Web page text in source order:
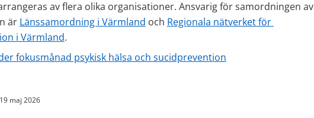
av flera olika organisationer. Ansvarig för samordningen av
är Länssamordning i Värmland och Regionala nätverket för
i Värmland.
fokusmånad psykisk hälsa och sucidprevention
19 maj 2026